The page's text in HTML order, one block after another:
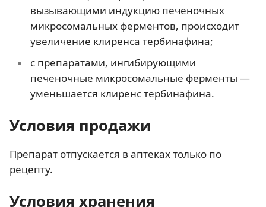
вызывающими индукцию печеночных
микросомальных ферментов, происходит
увеличение клиренса тербинафина;
с препаратами, ингибирующими
печеночные микросомальные ферменты —
уменьшается клиренс тербинафина.
Условия продажи
Препарат отпускается в аптеках только по
рецепту.
Условия хранения